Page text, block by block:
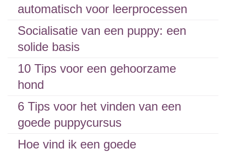
automatisch voor leerprocessen
Socialisatie van een puppy: een
solide basis
10 Tips voor een gehoorzame
hond
6 Tips voor het vinden van een
goede puppycursus
Hoe vind ik een goede